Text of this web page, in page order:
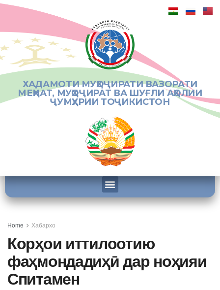
ХАДАМОТИ МУҲОҶИРАТИ ВАЗОРАТИ
МЕҲНАТ, МУҲОҶИРАТ ВА ШУҒЛИ АҲОЛИИ
ҶУМҲУРИИ ТОҶИКИСТОН
Home Хабархо
Корҳои иттилоотию
фаҳмондадиҳӣ дар ноҳияи
Спитамен